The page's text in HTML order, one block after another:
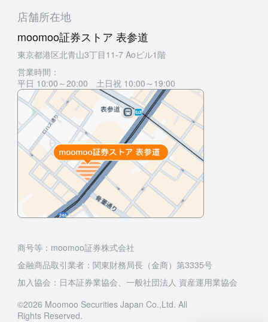
店舗所在地
moomoo証券ストア 表参道
東京都港区北青山3丁目11-7 Aoビル1階
営業時間：
平日 10:00～20:00 土日祝 10:00～19:00
商号等：moomoo証券株式会社
金融商品取引業者：関東財務局長（金商）第3335号
加入協会：日本証券業協会、一般社団法人 資産運用業協会
©2026 Moomoo Securities Japan Co.,Ltd. All
Rights Reserved.